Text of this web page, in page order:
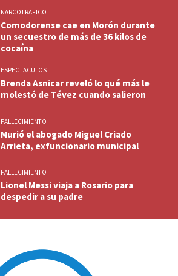
NARCOTRAFICO
Comodorense cae en Morón durante
un secuestro de más de 36 kilos de
cocaína
ESPECTACULOS
Brenda Asnicar reveló lo qué más le
molestó de Tévez cuando salieron
FALLECIMIENTO
Murió el abogado Miguel Criado
Arrieta, exfuncionario municipal
FALLECIMIENTO
Lionel Messi viaja a Rosario para
despedir a su padre